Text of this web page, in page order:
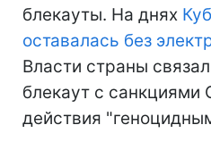
блекауты. На днях
оставалась без
Власти страны
блекаут с санкциями
действия